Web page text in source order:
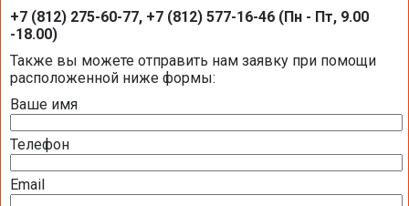
Отправить запрос на подбор
+7 (812) 275-60-77, +7 (812) 577-16-46 (Пн - Пт, 9.00
-18.00)
Также вы можете отправить нам заявку при помощи
расположенной ниже формы:
Ваше имя
Телефон
Email
Скачать каталог De Dietrich 2016 (87Mb)
Скачать каталог De Dietrich 2015 (76Mb)